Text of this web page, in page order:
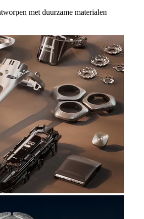
met duurzame materialen